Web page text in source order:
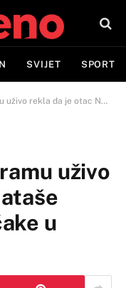
SVIJET SPORT
otac Nataše Kandić bacao dečake u bunar
uživo
u